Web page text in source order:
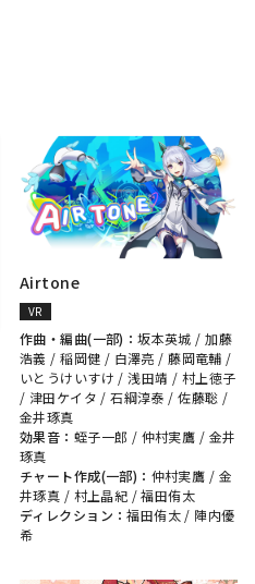
Airtone
VR
作曲・編曲(一部)：坂本英城 /加藤
浩義 /稲岡健 / 白澤亮 /藤岡竜輔 /
いとうけいすけ /浅田靖 / 村上徳子
/ 津田ケイタ /石綱淳泰 /佐藤聡 /
金井琢真
効果音： 蛭子一郎 / 仲村実鷹 / 金井
琢真
チャート作成(一部)： 仲村実鷹 / 金
井琢真 / 村上晶紀 /福田侑太
ディレクション：福田侑太 / 陣内優
希